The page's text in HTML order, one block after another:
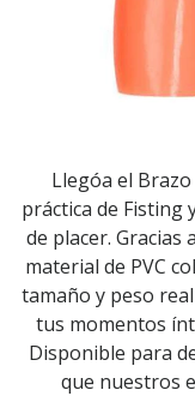
Llegóa el
práctica de Fisting
de placer.
material de PVC
tamaño y peso
tus momentos
Disponible para
que nuestros